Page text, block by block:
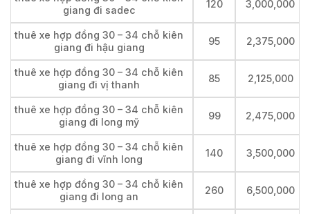
giang đi sadec
120 3,000,000
thuê xe hợp đồng 30 – 34 chỗ kiên
giang đi hậu giang
95 2,375,000
thuê xe hợp đồng 30 – 34 chỗ kiên
giang đi vị thanh
85 2,125,000
thuê xe hợp đồng 30 – 34 chỗ kiên
giang đi long mỹ
99 2,475,000
thuê xe hợp đồng 30 – 34 chỗ kiên
giang đi vĩnh long
140 3,500,000
thuê xe hợp đồng 30 – 34 chỗ kiên
giang đi long an
260 6,500,000